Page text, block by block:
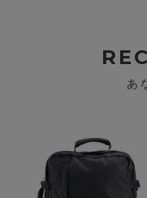
あ